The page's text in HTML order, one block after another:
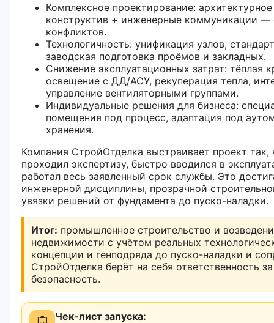
Комплексное проектирование:
конструктив + инженерные коммуникации —
конфликтов.
Технологичность: унификация узлов,
заводская подготовка проёмов и закладных.
Снижение эксплуатационных затрат: тёплая
освещение с ДД/АСУ, рекуперация тепла,
управление вентиляторными группами.
Индивидуальные решения для бизнеса:
помещения под процесс, адаптация под
хранения.
Компания СтройОтделка выстраивает проект так,
проходил экспертизу, быстро вводился в
работал весь заявленный срок службы. Это
инженерной дисциплины, прозрачной
увязки решений от фундамента до пуско-наладки.
Итог: промышленное строительство и
недвижимости с учётом реальных
концепции и генподряда до пуско-наладки и
СтройОтделка берёт на себя ответственность
безопасность.
Чек-лист запуска: